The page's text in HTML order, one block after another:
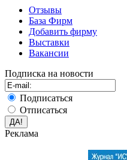
Отзывы
База Фирм
Добавить фирму
Выставки
Вакансии
Подписка на новости
Подписаться
Отписаться
Реклама